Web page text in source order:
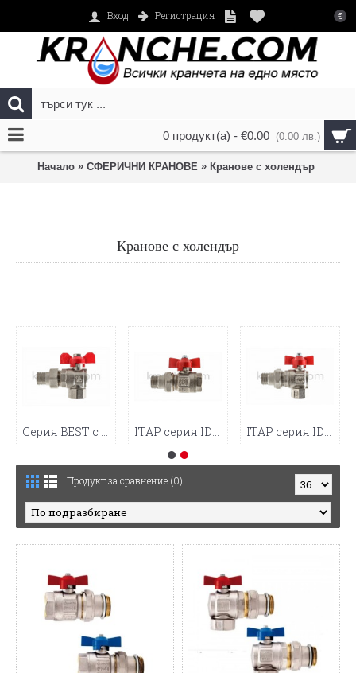
€
Вход Регистрация
0 продукт(а) - €0.00 (0.00 лв.)
Начало » СФЕРИЧНИ КРАНОВЕ » Кранове с холендър
Кранове с холендър
Серия BEST с хол. ъглов (3) ITAP серия IDEAL с холендър (8) ITAP серия IDEAL с хол. ъглов (5)
Продукт за сравнение (0)